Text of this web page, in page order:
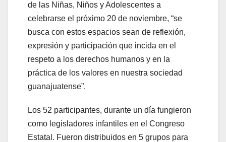
de las Niñas, Niños y Adolescentes a
celebrarse el próximo 20 de noviembre, “se
busca con estos espacios sean de reflexión,
expresión y participación que incida en el
respeto a los derechos humanos y en la
práctica de los valores en nuestra sociedad
guanajuatense”.
Los 52 participantes, durante un día fungieron
como legisladores infantiles en el Congreso
Estatal. Fueron distribuidos en 5 grupos para